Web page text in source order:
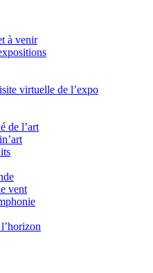
à venir
virtuelle de l’expo
de l’art
vent